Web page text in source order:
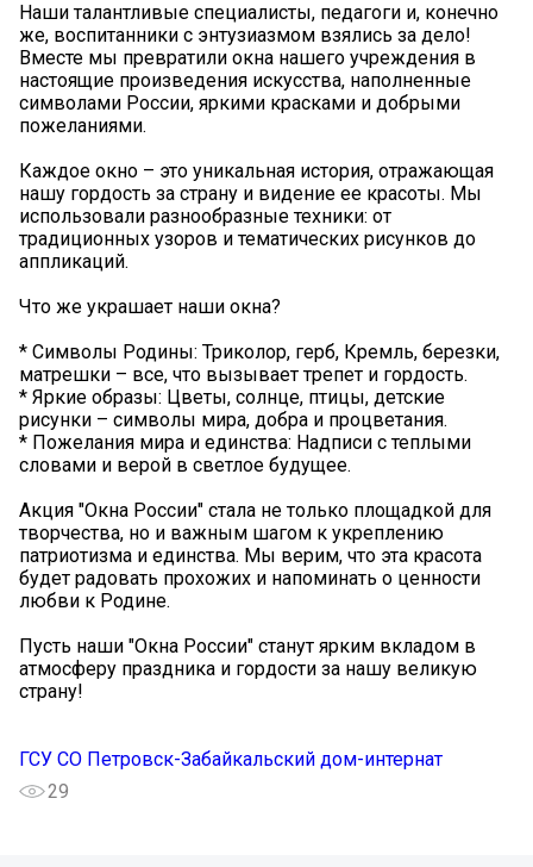
Наши талантливые специалисты, педагоги и, конечно
же, воспитанники с энтузиазмом взялись за дело!
Вместе мы превратили окна нашего учреждения в
настоящие произведения искусства, наполненные
символами России, яркими красками и добрыми
пожеланиями.
️Каждое окно – это уникальная история, отражающая
нашу гордость за страну и видение ее красоты. Мы
использовали разнообразные техники: от
традиционных узоров и тематических рисунков до
аппликаций.
️Что же украшает наши окна?
* Символы Родины: Триколор, герб, Кремль, березки,
матрешки – все, что вызывает трепет и гордость.
* Яркие образы: Цветы, солнце, птицы, детские
рисунки – символы мира, добра и процветания.
* Пожелания мира и единства: Надписи с теплыми
словами и верой в светлое будущее.
Акция "Окна России" стала не только площадкой для
творчества, но и важным шагом к укреплению
патриотизма и единства. Мы верим, что эта красота
будет радовать прохожих и напоминать о ценности
любви к Родине.
Пусть наши "Окна России" станут ярким вкладом в
атмосферу праздника и гордости за нашу великую
страну!
ГСУ СО Петровск-Забайкальский дом-интернат
29